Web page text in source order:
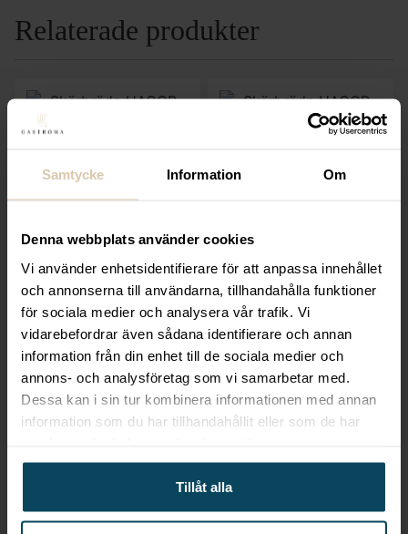
Samtycke Information Om
Denna webbplats använder cookies
Vi använder enhetsidentifierare för att anpassa innehållet
och annonserna till användarna, tillhandahålla funktioner
för sociala medier och analysera vår trafik. Vi
vidarebefordrar även sådana identifierare och annan
information från din enhet till de sociala medier och
annons- och analysföretag som vi samarbetar med.
Dessa kan i sin tur kombinera informationen med annan
information som du har tillhandahållit eller som de har
Tillåt alla
Relaterade produkter
Lägg till i favoriter
Hendi
Skärbräda HACCP, 450
x 300 x (h) 13 mm
175,20 kr
(Exkl. moms)
VÄLJ
Lägg till i favoriter
Skärbräda HACCP, GN
1/1, 530 x 325 x (h) 15
mm
Från 231,20kr
VÄLJ